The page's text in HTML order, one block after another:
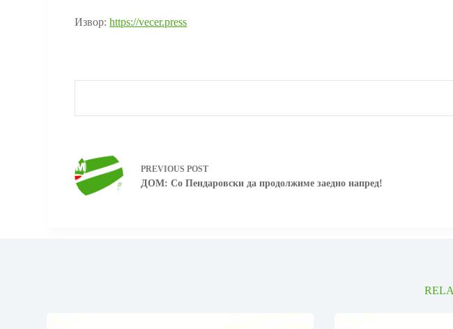
Извор:https://vecer.press
PREVIOUSPOST
ДОМ: Со Пендаровски да продолжиме заедно напред!